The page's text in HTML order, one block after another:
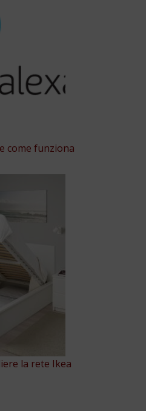
e come funziona
la rete Ikea